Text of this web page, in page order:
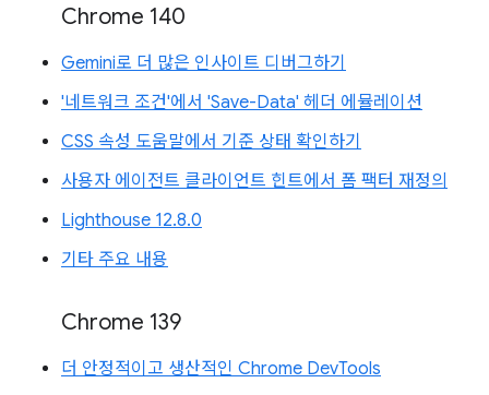
Chrome 140
Gemini로 더 많은 인사이트 디버그하기
'네트워크 조건'에서 'Save-Data' 헤더 에뮬레이션
CSS 속성 도움말에서 기준 상태 확인하기
사용자 에이전트 클라이언트 힌트에서 폼 팩터 재정의
Lighthouse 12.8.0
기타 주요 내용
Chrome 139
더 안정적이고 생산적인 Chrome DevTools